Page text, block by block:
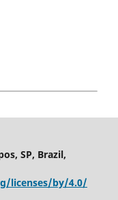
SP, Brazil,
licenses/by/4.0/